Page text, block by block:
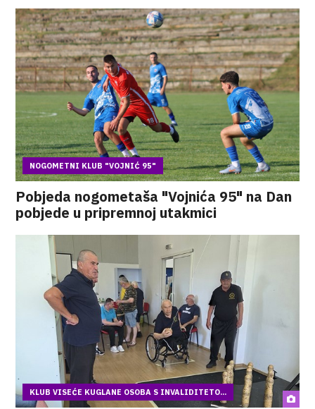
NOGOMETNI KLUB "VOJNIĆ 95"
Pobjeda nogometaša "Vojnića 95" na Dan
pobjede u pripremnoj utakmici
KLUB VISEĆE KUGLANE OSOBA S INVALIDITETO...